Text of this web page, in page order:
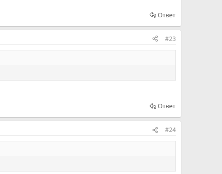
Ответ
#23
Ответ
#24